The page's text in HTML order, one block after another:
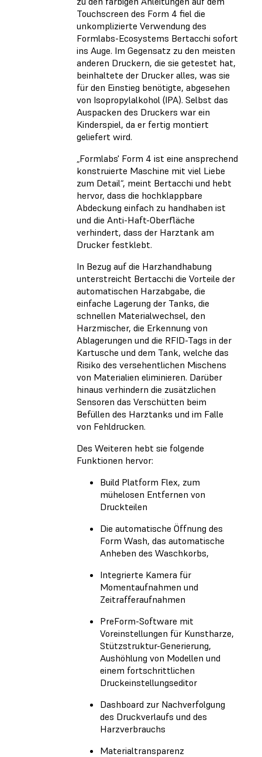
Touchscreen des Form 4 fiel die
unkomplizierte Verwendung des
Formlabs-Ecosystems Bertacchi sofort
ins Auge. Im Gegensatz zu den meisten
anderen Druckern, die sie getestet hat,
beinhaltete der Drucker alles, was sie
für den Einstieg benötigte, abgesehen
von Isopropylalkohol (IPA). Selbst das
Auspacken des Druckers war ein
Kinderspiel, da er fertig montiert
geliefert wird.
„Formlabs' Form 4 ist eine ansprechend
konstruierte Maschine mit viel Liebe
zum Detail“, meint Bertacchi und hebt
hervor, dass die hochklappbare
Abdeckung einfach zu handhaben ist
und die Anti-Haft-Oberfläche
verhindert, dass der Harztank am
Drucker festklebt.
In Bezug auf die Harzhandhabung
unterstreicht Bertacchi die Vorteile der
automatischen Harzabgabe, die
einfache Lagerung der Tanks, die
schnellen Materialwechsel, den
Harzmischer, die Erkennung von
Ablagerungen und die RFID-Tags in der
Kartusche und dem Tank, welche das
Risiko des versehentlichen Mischens
von Materialien eliminieren. Darüber
hinaus verhindern die zusätzlichen
Sensoren das Verschütten beim
Befüllen des Harztanks und im Falle
von Fehldrucken.
Des Weiteren hebt sie folgende
Funktionen hervor:
Build Platform Flex, zum
mühelosen Entfernen von
Druckteilen
Die automatische Öffnung des
Form Wash, das automatische
Anheben des Waschkorbs,
Integrierte Kamera für
Momentaufnahmen und
Zeitrafferaufnahmen
PreForm-Software mit
Voreinstellungen für Kunstharze,
Stützstruktur-Generierung,
Aushöhlung von Modellen und
einem fortschrittlichen
Druckeinstellungseditor
Dashboard zur Nachverfolgung
des Druckverlaufs und des
Harzverbrauchs
Materialtransparenz